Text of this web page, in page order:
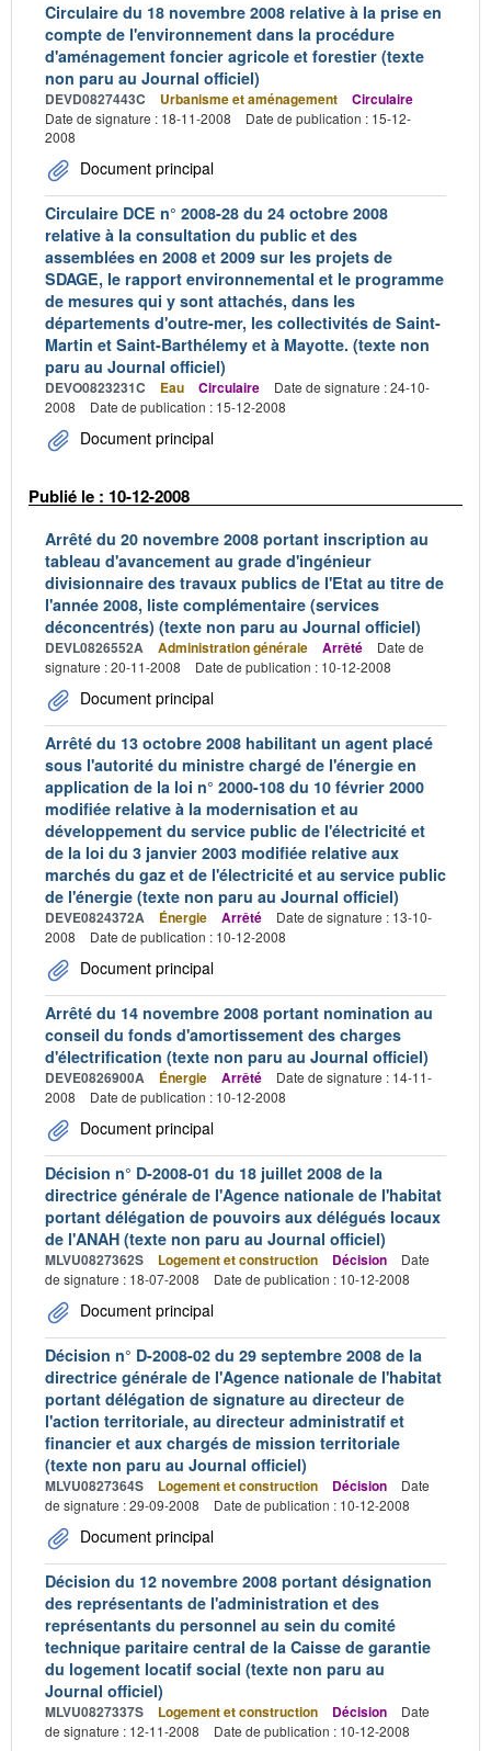
Circulaire du 18 novembre 2008 relative à la prise en
compte de l'environnement dans la procédure
d'aménagement foncier agricole et forestier (texte
non paru au Journal officiel)
DEVD0827443C Urbanisme et aménagement Circulaire
Date de signature : 18-11-2008
Date de publication : 15-12-
2008
Document principal
Circulaire DCE n° 2008-28 du 24 octobre 2008
relative à la consultation du public et des
assemblées en 2008 et 2009 sur les projets de
SDAGE, le rapport environnemental et le programme
de mesures qui y sont attachés, dans les
départements d'outre-mer, les collectivités de Saint-
Martin et Saint-Barthélemy et à Mayotte. (texte non
paru au Journal officiel)
DEVO0823231C Eau Circulaire
Date de signature : 24-10-
2008
Date de publication : 15-12-2008
Document principal
Publié le : 10-12-2008
Arrêté du 20 novembre 2008 portant inscription au
tableau d'avancement au grade d'ingénieur
divisionnaire des travaux publics de l'Etat au titre de
l'année 2008, liste complémentaire (services
déconcentrés) (texte non paru au Journal officiel)
DEVL0826552A Administration générale Arrêté
Date de
signature : 20-11-2008
Date de publication : 10-12-2008
Document principal
Arrêté du 13 octobre 2008 habilitant un agent placé
sous l'autorité du ministre chargé de l'énergie en
application de la loi n° 2000-108 du 10 février 2000
modifiée relative à la modernisation et au
développement du service public de l'électricité et
de la loi du 3 janvier 2003 modifiée relative aux
marchés du gaz et de l'électricité et au service public
de l'énergie (texte non paru au Journal officiel)
DEVE0824372A Énergie Arrêté
Date de signature : 13-10-
2008
Date de publication : 10-12-2008
Document principal
Arrêté du 14 novembre 2008 portant nomination au
conseil du fonds d'amortissement des charges
d'électrification (texte non paru au Journal officiel)
DEVE0826900A Énergie Arrêté
Date de signature : 14-11-
2008
Date de publication : 10-12-2008
Document principal
Décision n° D-2008-01 du 18 juillet 2008 de la
directrice générale de l'Agence nationale de l'habitat
portant délégation de pouvoirs aux délégués locaux
de l'ANAH (texte non paru au Journal officiel)
MLVU0827362S Logement et construction Décision
Date
de signature : 18-07-2008
Date de publication : 10-12-2008
Document principal
Décision n° D-2008-02 du 29 septembre 2008 de la
directrice générale de l'Agence nationale de l'habitat
portant délégation de signature au directeur de
l'action territoriale, au directeur administratif et
financier et aux chargés de mission territoriale
(texte non paru au Journal officiel)
MLVU0827364S Logement et construction Décision
Date
de signature : 29-09-2008
Date de publication : 10-12-2008
Document principal
Décision du 12 novembre 2008 portant désignation
des représentants de l'administration et des
représentants du personnel au sein du comité
technique paritaire central de la Caisse de garantie
du logement locatif social (texte non paru au
Journal officiel)
MLVU0827337S Logement et construction Décision
Date
de signature : 12-11-2008
Date de publication : 10-12-2008